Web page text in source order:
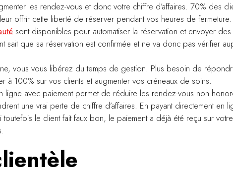
les rendez-vous et donc votre chiffre d’affaires. 70% des
offrir cette liberté de réserver pendant vos heures de
sont disponibles pour automatiser la réservation et envoyer des
sait que sa réservation est confirmée et ne va donc pas vérifier
vous vous libérez du temps de gestion. Plus besoin de
100% sur vos clients et augmenter vos créneaux de soins.
avec paiement permet de réduire les rendez-vous non
une vrai perte de chiffre d’affaires. En payant directement en
le client fait faux bon, le paiement a déjà été reçu sur votre